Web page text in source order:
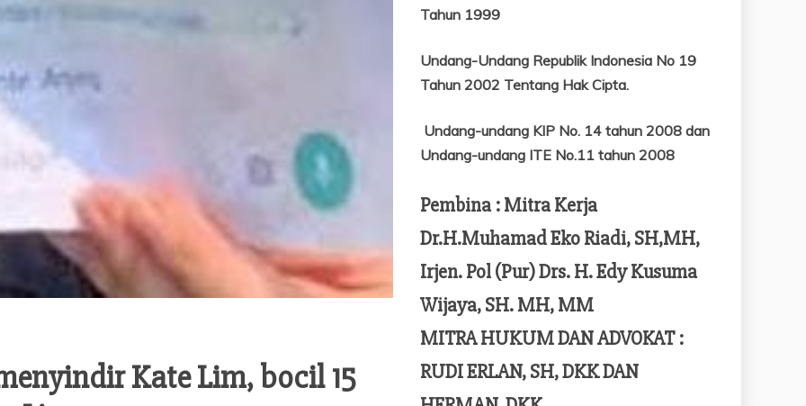
Kate Lim, bocil 15
Tahun 1999
Undang-Undang Republik Indonesia No 19
Tahun 2002 Tentang Hak Cipta.
Undang-undang KIP No. 14 tahun 2008 dan
Undang-undang ITE No.11 tahun 2008
Pembina : Mitra Kerja
Dr.H.Muhamad Eko Riadi, SH,MH,
Irjen. Pol (Pur) Drs. H. Edy Kusuma
Wijaya, SH. MH, MM
MITRA HUKUM DAN ADVOKAT :
RUDI ERLAN, SH, DKK DAN